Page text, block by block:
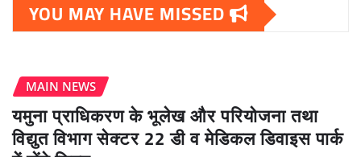
YOU MAY HAVE MISSED
MAIN NEWS
यमुना प्राधिकरण के भूलेख और परियोजना तथा
विद्युत विभाग सेक्टर 22 डी व मेडिकल डिवाइस पार्क